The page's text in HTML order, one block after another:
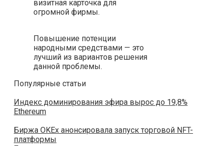
визитная карточка для
огромной фирмы.
Повышение потенции
народными средствами — это
лучший из вариантов решения
данной проблемы.
Популярные статьи
Индекс доминирования эфира вырос до 19,8%
Ethereum
Биржа OKEx анонсировала запуск торговой NFT-
платформы